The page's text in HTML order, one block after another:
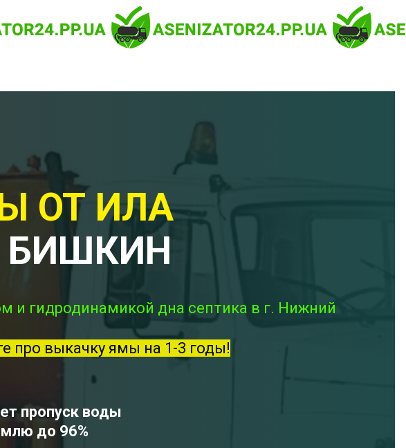
ОТ ИЛА
и гидродинамикой дна септика в г. Нижний
про выкачку ямы на 1-3 годы!
пропуск воды
до 96%